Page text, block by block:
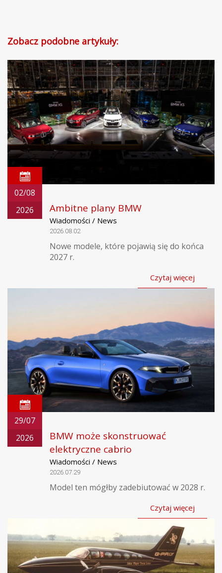
Zobacz podobne artykuły:
02/08
2026
Ambitne plany BMW
Wiadomości / News
2026.08.02
Nowe modele, które pojawią się do końca
2027 r.
Czytaj więcej
29/07
2026
BMW może skonstruować
elektryczne cabrio
Wiadomości / News
2026.07.29
Model ten mógłby zadebiutować w 2028 r.
Czytaj więcej